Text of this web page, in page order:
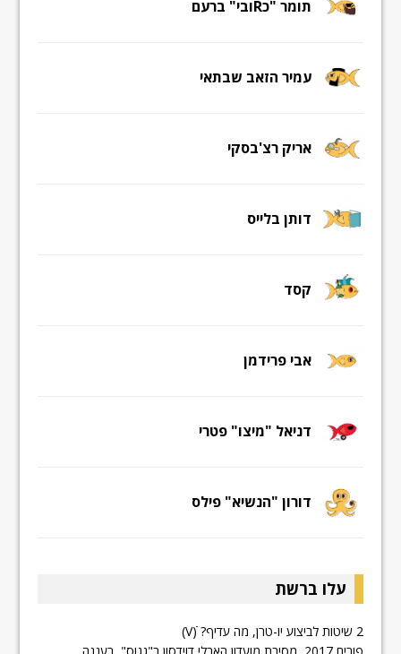
תומר "כRובי" ברעם
עמיר הזאב שבתאי
אריק רצ'בסקי
דותן בלייס
קסד
אבי פרידמן
דניאל "מיצו" פטרי
דורון "הנשיא" פילס
עלו ברשת
2 שיטות לביצוע יו-טרן, מה עדיף? ׁׁׁ(V)